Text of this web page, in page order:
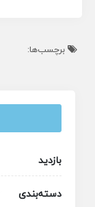
برچسب‌ها:
بازدید
دسته‌بندی